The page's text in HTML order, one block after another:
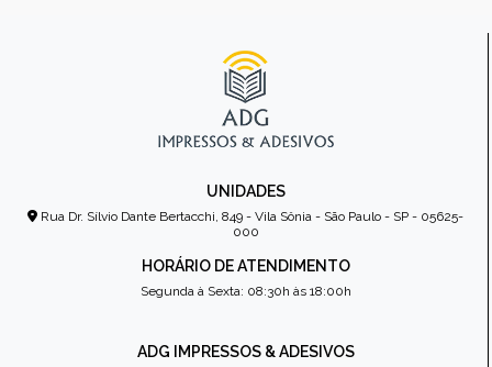
UNIDADES
Rua Dr. Sílvio Dante Bertacchi, 849 - Vila Sônia - São Paulo - SP - 05625-
000
HORÁRIO DE ATENDIMENTO
Segunda à Sexta: 08:30h às 18:00h
ADG IMPRESSOS & ADESIVOS